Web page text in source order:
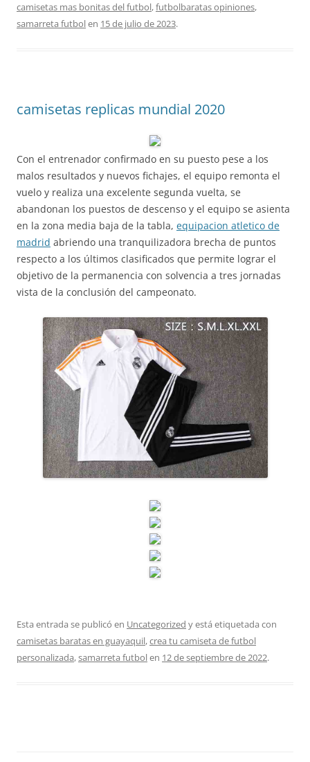
camisetas mas bonitas del futbol,futbolbaratas opiniones,
samarreta futbolen 15 de julio de 2023.
camisetas replicas mundial 2020
Con el entrenador confirmado en su puesto pese a los
malos resultados y nuevos fichajes, el equipo remonta el
vuelo y realiza una excelente segunda vuelta, se
abandonan los puestos de descenso y el equipo se asienta
en la zona media baja de la tabla, equipacion atletico de
madrid abriendo una tranquilizadora brecha de puntos
respecto a los últimos clasificados que permite lograr el
objetivo de la permanencia con solvencia a tres jornadas
vista de la conclusión del campeonato.
Esta entrada se publicó en Uncategorized y está etiquetada con
camisetas baratas en guayaquil,crea tu camiseta de futbol
personalizada,samarreta futbolen 12 de septiembre de 2022.